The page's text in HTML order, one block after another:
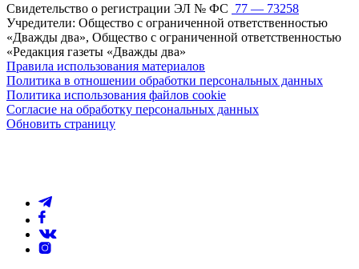
Свидетельство о регистрации ЭЛ № ФС 77 — 73258
Учредители: Общество с ограниченной ответственностью
«Дважды два», Общество с ограниченной ответственностью
«Редакция газеты «Дважды два»
Правила использования материалов
Политика в отношении обработки персональных данных
Политика использования файлов cookie
Согласие на обработку персональных данных
Обновить страницу